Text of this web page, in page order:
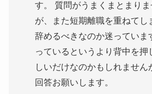
す。 質問がうまくまとまり
が、また短期離職を重ねてし
辞めるべきなのか迷っていま
っているというより背中を押
しいだけなのかもしれません
回答お願いします。